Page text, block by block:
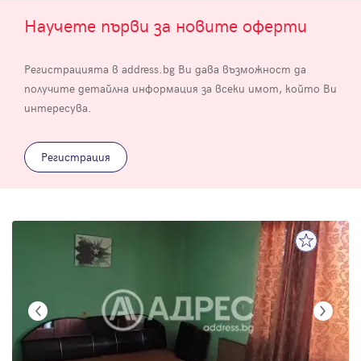
Научете първи за новите оферти
Регистрацията в address.bg Ви дава възможност да
получите детайлна информация за всеки имот, който Ви
интересува.
Регистрация